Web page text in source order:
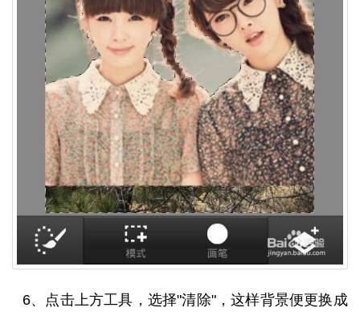
6、点击上方工具，选择"清除"，这样背景便更换成